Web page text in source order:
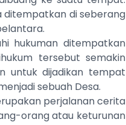
ditempatkan di seberang
hukuman ditempatkan
tersebut semakin
untuk dijadikan tempat
sebuah Desa.
perjalanan cerita
orang atau keturunan